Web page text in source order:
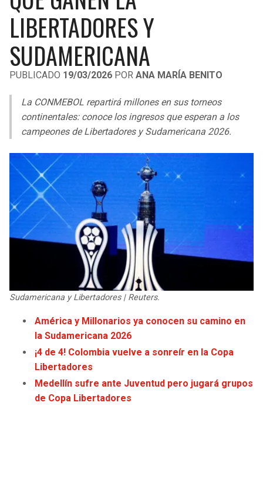
LIGA DE EXPANSIÓN MX
LEAGUES CUP
UEFA EUROPA LEAGUE
UEFA CONFERENCE LEAGUE
MLS
COPA SUDAMERICANA
LIGA BETPLAY
OTRAS LIGAS
RAIDERS
CHARGERS
BENGALS
BROWNS
STEELERS
TEXANS
COLTS
COWBOYS
GIANTS
EAGLES
CAVALIERS
PISTONS
BUCKS
HAWKS
HORNETS
HEAT
MAGIC
CLIPPERS
LAKERS
SUNS
LIBERTADORES Y
SUDAMERICANA
PUBLICADO 19/03/2026 POR ANA MARÍA BENITO
La CONMEBOL repartirá millones en sus torneos
continentales: conoce los ingresos que esperan a los
campeones de Libertadores y Sudamericana 2026.
Sudamericana y Libertadores | Reuters.
América y Millonarios ya conocen su camino en
la Sudamericana 2026
¡4 de 4! Colombia vuelve a sonreír en la Copa
Libertadores
Medellín sufre ante Juventud pero jugará grupos
de Copa Libertadores